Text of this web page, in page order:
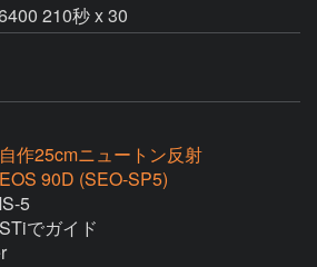
210秒 x 30
作25cmニュートン反射
EOS 90D (SEO-SP5)
5
でガイド